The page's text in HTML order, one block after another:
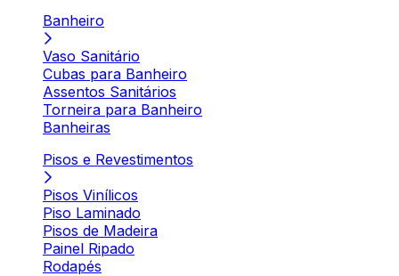
Banheiro
Vaso Sanitário
Cubas para Banheiro
Assentos Sanitários
Torneira para Banheiro
Banheiras
Pisos e Revestimentos
Pisos Vinílicos
Piso Laminado
Pisos de Madeira
Painel Ripado
Rodapés